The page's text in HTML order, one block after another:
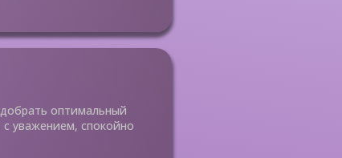
оптимальный
уважением, спокойно